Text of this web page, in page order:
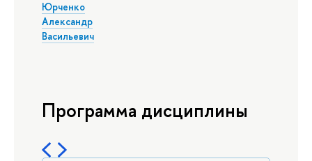
Юрченко
Александр
Васильевич
Программа дисциплины